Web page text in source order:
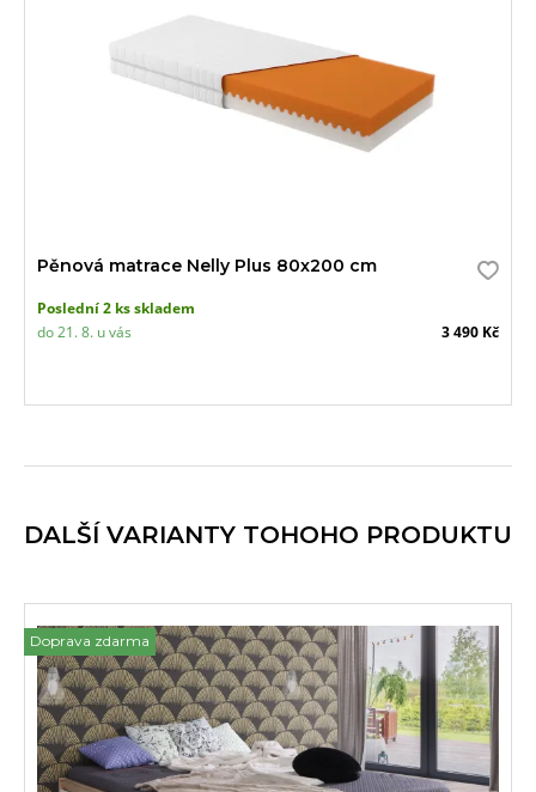
Pěnová matrace Nelly Plus 80x200 cm
Poslední 2 ks skladem
do 21. 8. u vás
3 490 Kč
DALŠÍ VARIANTY TOHOHO PRODUKTU
Doprava zdarma